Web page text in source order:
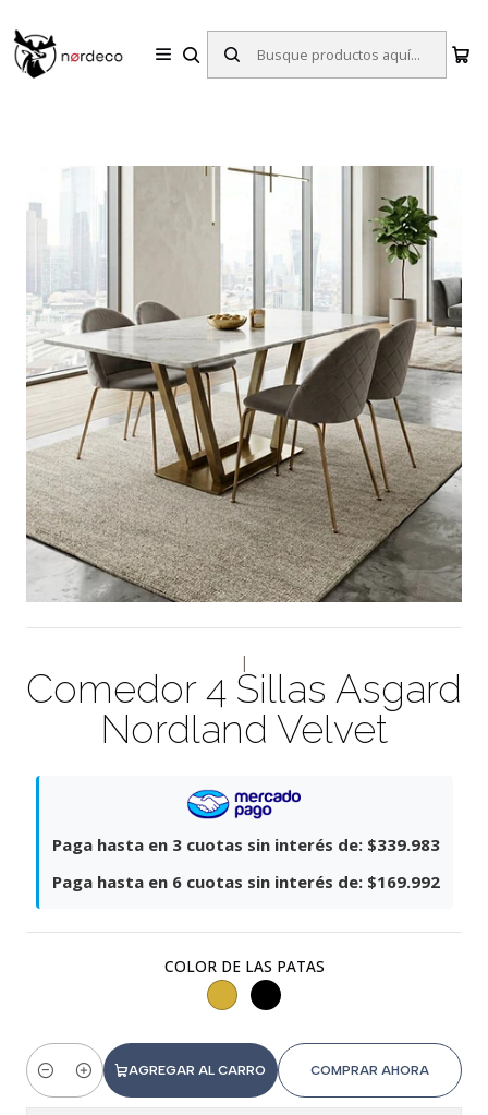
Inicio Comedor 4 Sillas
|
Comedor 4 Sillas Asgard
Nordland Velvet
Paga hasta en 3 cuotas sin interés de: $339.983
Paga hasta en 6 cuotas sin interés de: $169.992
COLOR DE LAS PATAS
Cantidad
AGREGAR AL CARRO COMPRAR AHORA